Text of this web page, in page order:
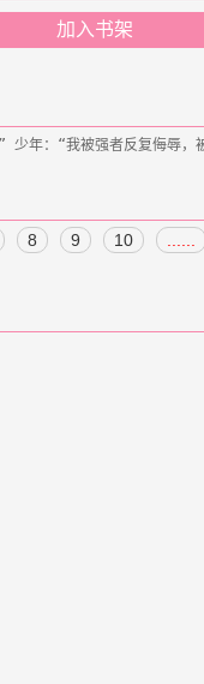
加入书架
8 9 10